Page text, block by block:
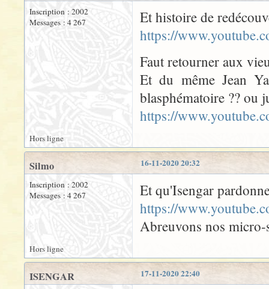
Inscription : 2002
Messages : 4 267
Et histoire de
https://
Faut retourner aux
Et du même Jean
blasphématoire ?? ou
https://
Hors ligne
16-11-2020 20:32
Silmo
Inscription : 2002
Messages : 4 267
Et qu'Isengar
https://
Abreuvons nos
Hors ligne
17-11-2020 22:40
ISENGAR